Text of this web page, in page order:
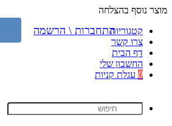
מוצר נוסף בהצלחה
קטגוריות
צרו קשר
דף הבית
החשבון שלי
0 עגלת קניות
התחברות \ הרשמה